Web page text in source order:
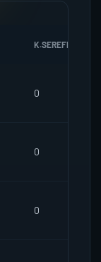
K.SEREFI
0
0
0